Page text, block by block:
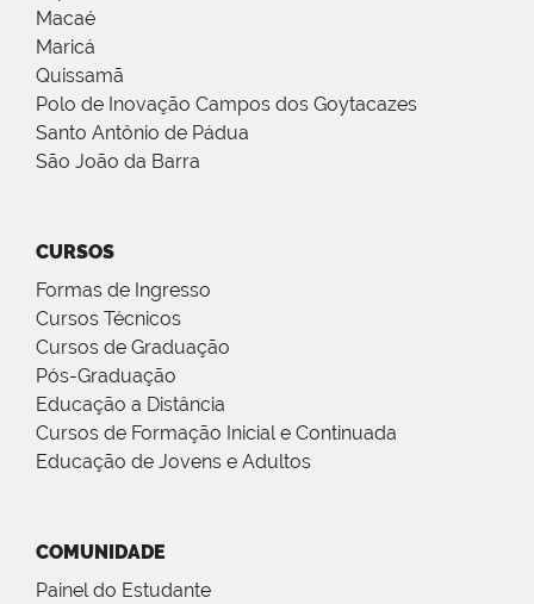
Macaé
Maricá
Quissamã
Polo de Inovação Campos dos Goytacazes
Santo Antônio de Pádua
São João da Barra
CURSOS
Formas de Ingresso
Cursos Técnicos
Cursos de Graduação
Pós-Graduação
Educação a Distância
Cursos de Formação Inicial e Continuada
Educação de Jovens e Adultos
COMUNIDADE
Painel do Estudante